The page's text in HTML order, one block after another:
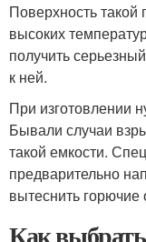
Поверхность такой
высоких
получить
к ней.
При изготовлении
Бывали случаи
такой емкости.
предварительно
вытеснить горючие